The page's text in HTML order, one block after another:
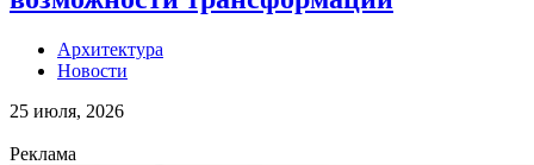
Архитектура
Новости
25 июля, 2026
Реклама